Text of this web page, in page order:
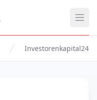
Investorenkapital24